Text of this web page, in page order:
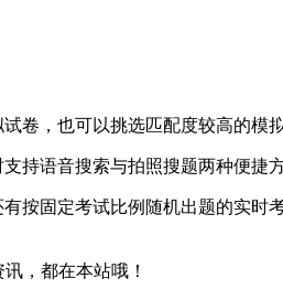
卷，也可以挑选匹配度较高的模拟
持语音搜索与拍照搜题两种便捷方
按固定考试比例随机出题的实时
，都在本站哦！